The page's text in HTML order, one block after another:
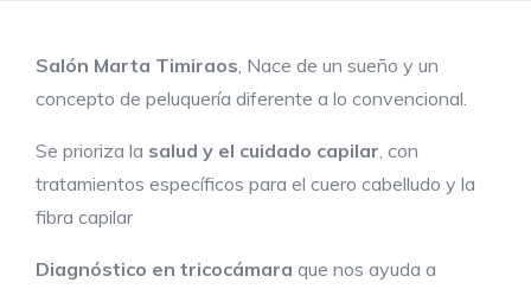
Salón Marta Timiraos, Nace de un sueño y un
concepto de peluquería diferente a lo convencional.
Se prioriza la salud y el cuidado capilar, con
tratamientos específicos para el cuero cabelludo y la
fibra capilar
Diagnóstico en tricocámara que nos ayuda a